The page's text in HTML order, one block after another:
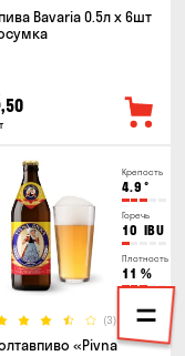
Bavaria 0.5л х 6шт
,50
Крепость
4.9 °
Горечь
10 IBU
Плотность
11 %
(3)
«Pivna